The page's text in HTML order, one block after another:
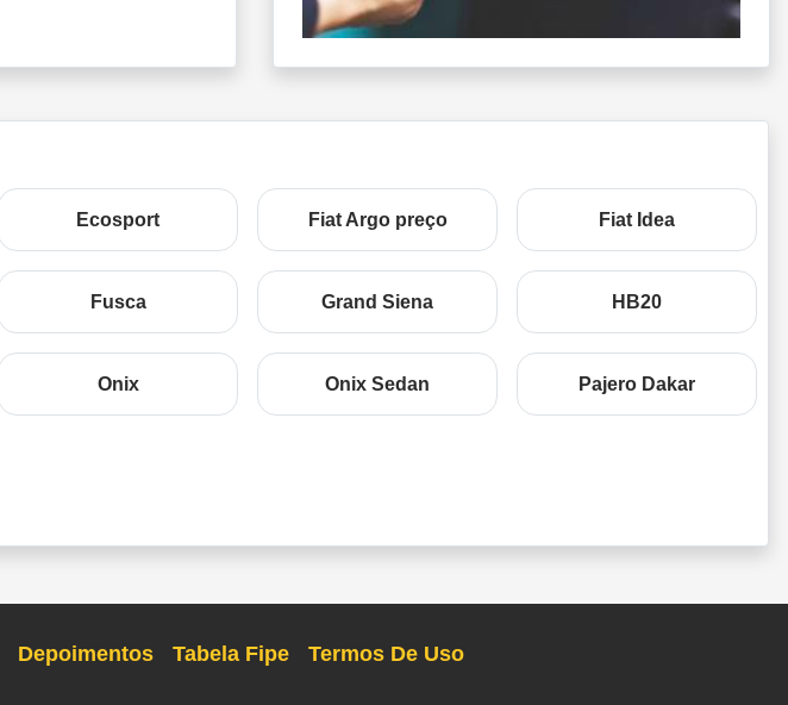
Ecosport Fiat Argo preço Fiat Idea
Fusca Grand Siena HB20
Onix Onix Sedan Pajero Dakar
Depoimentos Tabela Fipe Termos De Uso